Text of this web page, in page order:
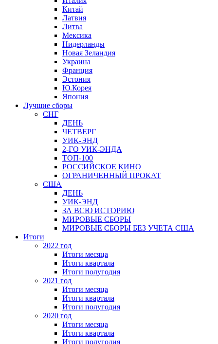
Китай
Латвия
Литва
Мексика
Нидерланды
Новая Зеландия
Украина
Франция
Эстония
Ю.Корея
Япония
Лучшие сборы
СНГ
ДЕНЬ
ЧЕТВЕРГ
УИК-ЭНД
2-ГО УИК-ЭНДА
ТОП-100
РОССИЙСКОЕ КИНО
ОГРАНИЧЕННЫЙ ПРОКАТ
США
ДЕНЬ
УИК-ЭНД
ЗА ВСЮ ИСТОРИЮ
МИРОВЫЕ СБОРЫ
МИРОВЫЕ СБОРЫ БЕЗ УЧЕТА США
Итоги
2022 год
Итоги месяца
Итоги квартала
Итоги полугодия
2021 год
Итоги месяца
Итоги квартала
Итоги полугодия
2020 год
Итоги месяца
Итоги квартала
Итоги полугодия